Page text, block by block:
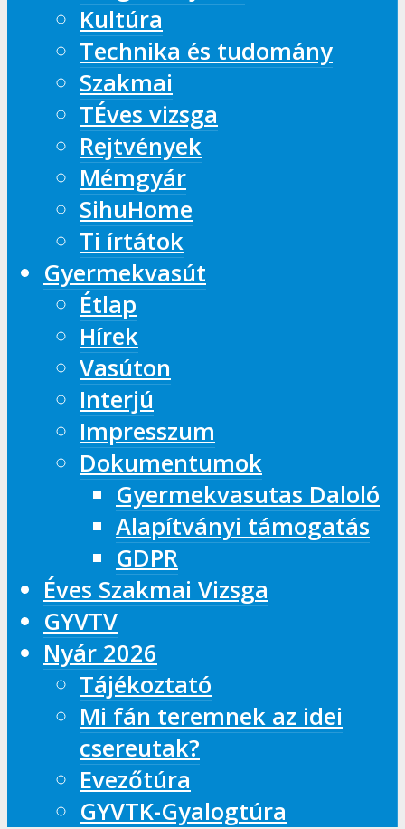
Kultúra
Technika és tudomány
Szakmai
TÉves vizsga
Rejtvények
Mémgyár
SihuHome
Ti írtátok
Gyermekvasút
Étlap
Hírek
Vasúton
Interjú
Impresszum
Dokumentumok
Gyermekvasutas Daloló
Alapítványi támogatás
GDPR
Éves Szakmai Vizsga
GYVTV
Nyár 2026
Tájékoztató
Mi fán teremnek az idei
csereutak?
Evezőtúra
GYVTK-Gyalogtúra